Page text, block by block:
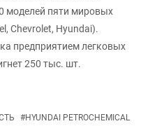
моделей пяти мировых
Chevrolet, Hyundai).
предприятием легковых
250 тыс. шт.
#HYUNDAI PETROCHEMICAL